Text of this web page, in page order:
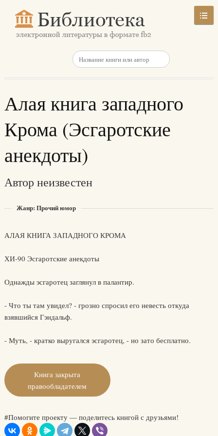
Алая книга западного
Крома (Эсгаротские
анекдоты)
Автор неизвестен
Жанр: Прочий юмор
АЛАЯ КНИГА ЗАПАДНОГО КРОМА
ХИ-90 Эсгаротские анекдоты
Однажды эсгаротец заглянул в палантир.
- Что ты там увидел? - грозно спросил его невесть откуда
взявшийся Гэндальф.
- Муть, - кратко выругался эсгаротец, - но зато бесплатно.
Книга закрыта
правообладателем
#Помогите проекту — поделитесь книгой с друзьями!